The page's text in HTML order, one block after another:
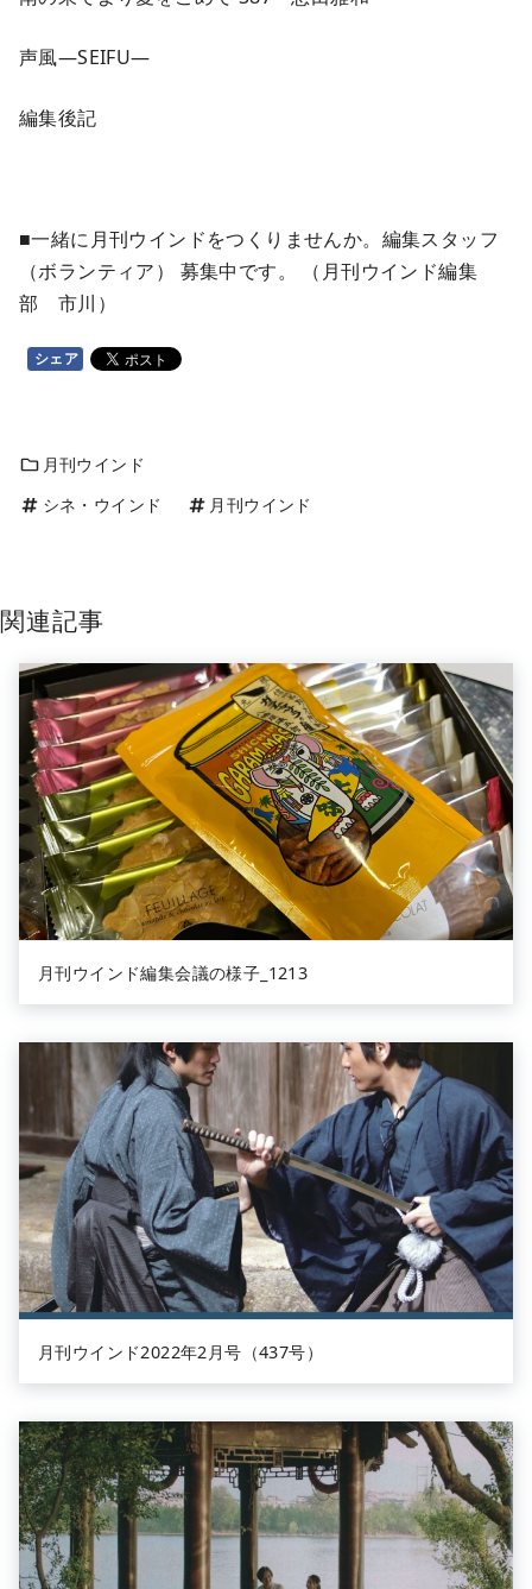
声風―SEIFU―
編集後記
■一緒に月刊ウインドをつくりませんか。編集スタッフ
（ボランティア） 募集中です。 （月刊ウインド編集
部 市川）
シェア
月刊ウインド
シネ・ウインド
月刊ウインド
関連記事
月刊ウインド編集会議の様子_1213
月刊ウインド2022年2月号（437号）